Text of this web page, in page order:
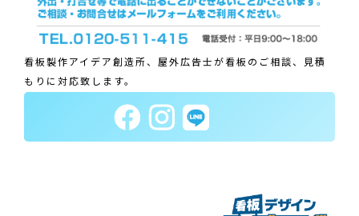
看板製作アイデア創造所、屋外広告士が看板のご相談、見積
もりに対応致します。